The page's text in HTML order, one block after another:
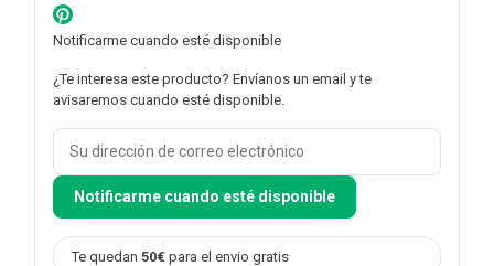
Notificarme cuando esté disponible
¿Te interesa este producto? Envíanos un email y te
avisaremos cuando esté disponible.
Notificarme cuando esté disponible
Te quedan 50€ para el envio gratis